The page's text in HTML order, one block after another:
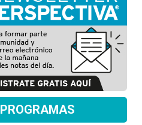
PROGRAMAS